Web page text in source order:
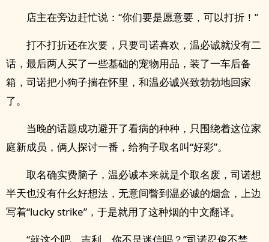
店主在旁边赶忙说：“你们要是愿意要，可以打折！”
打不打折还在次要，只要司诺喜欢，温必诚就没有二
话，最后两人买了一些基础的宠物用品，装了一车后备
箱，司诺把小狗子揣在怀里，和温必诚兴致勃勃地回家
了。
当晚的话题成功避开了看病的种种，只围绕着这位家
庭新成员，俩人探讨一番，给狗子取名叫“好彩”。
取名确实费脑子，温必诚本来就是个取名废，司诺想
半天也没有什幺好想法，无意间瞥到温必诚的烟盒，上边
写着“lucky strike”，于是就用了这种烟的中文翻译。